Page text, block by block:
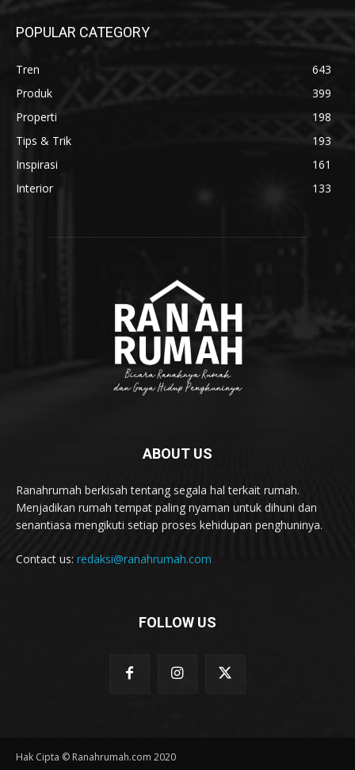
POPULAR CATEGORY
Tren
643
Produk
399
Properti
198
Tips & Trik
193
Inspirasi
161
Interior
133
ABOUT US
Ranahrumah berkisah tentang segala hal terkait rumah.
Menjadikan rumah tempat paling nyaman untuk dihuni dan
senantiasa mengikuti setiap proses kehidupan penghuninya.
Contact us: redaksi@ranahrumah.com
FOLLOW US
Hak Cipta © Ranahrumah.com 2020